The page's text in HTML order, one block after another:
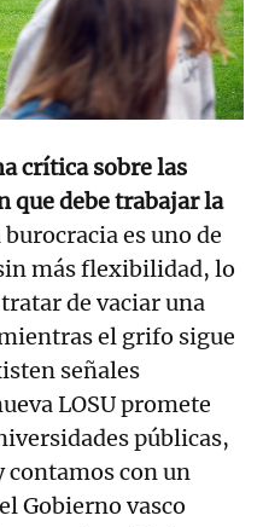
crítica sobre las
que debe trabajar la
burocracia es uno de
más flexibilidad, lo
de vaciar una
el grifo sigue
señales
LOSU promete
públicas,
contamos con un
Gobierno vasco